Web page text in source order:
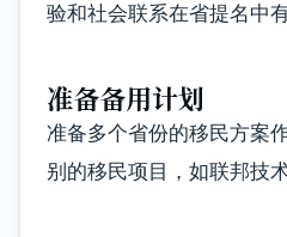
验和社会联系在省提名中
准备备用计划
准备多个省份的移民方案
别的移民项目，如联邦技